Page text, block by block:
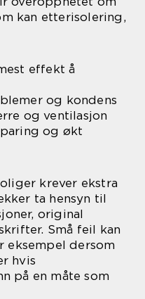
kan etterisolering,
effekt å
og kondens
og ventilasjon
og økt
krever ekstra
ta hensyn til
original
Små feil kan
eksempel dersom
hvis
på en måte som